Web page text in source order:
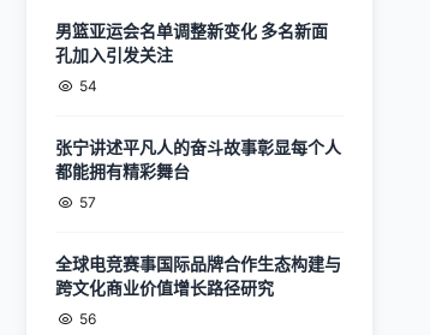
男篮亚运会名单调整新变化 多名新面
孔加入引发关注
54
张宁讲述平凡人的奋斗故事彰显每个人
都能拥有精彩舞台
57
全球电竞赛事国际品牌合作生态构建与
跨文化商业价值增长路径研究
56